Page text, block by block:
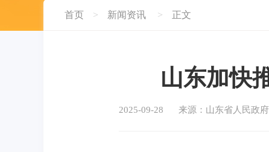
首页 > 新闻资讯 > 正文
山东加快
2025-09-28 来源：山东省人民政府